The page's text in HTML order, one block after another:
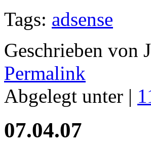
Tags: adsense
Geschrieben von
Permalink
Abgelegt unter |
07.04.07